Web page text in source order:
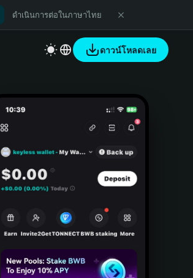
ดำเนินการต่อในภาษาไทย
ดาวน์โหลดเลย